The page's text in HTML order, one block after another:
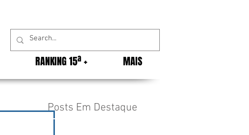
RANKING 15ª + MAIS
Posts Em Destaque